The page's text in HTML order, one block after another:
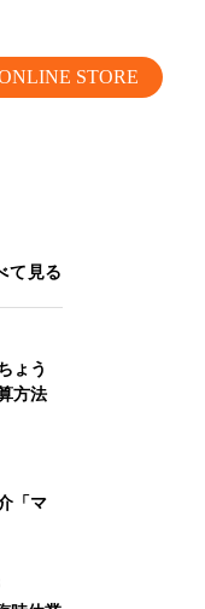
STORE
向けお問い合わせ
て見る
ょう
方法
「マ